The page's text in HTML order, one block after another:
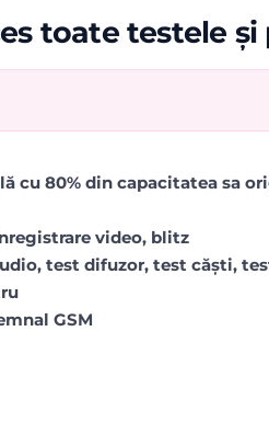
toate testele
cu 80% din capacitatea sa
video, blitz
test difuzor, test căști,
GSM